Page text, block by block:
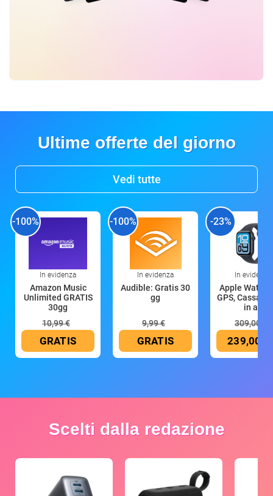
Ultime offerte del giorno
Vedi tutte
-100%
In evidenza
Amazon Music
Unlimited GRATIS
30gg
10,99 €
GRATIS
-100%
In evidenza
Audible: Gratis 30
gg
9,99 €
GRATIS
-23%
In evidenza
Apple Watch
GPS, Cassa
in all
309,00 €
239,00 €
Scelti dalla redazione